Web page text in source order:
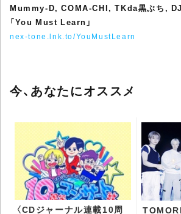
Mummy-D, COMA-CHI, TKda黒ぶち,
「You Must Learn」
nex-tone.lnk.to/YouMustLearn
今、あなたにオススメ
〈CDジャーナル連載10周